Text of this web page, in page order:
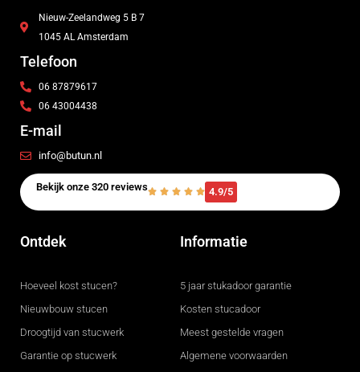
Nieuw-Zeelandweg 5 B 7
1045 AL Amsterdam
Telefoon
06 87879617
06 43004438
E-mail
info@butun.nl
Bekijk onze 320 reviews 4.9/5
Ontdek
Hoeveel kost stucen?
Nieuwbouw stucen
Droogtijd van stucwerk
Garantie op stucwerk
Informatie
5 jaar stukadoor garantie
Kosten stucadoor
Meest gestelde vragen
Algemene voorwaarden